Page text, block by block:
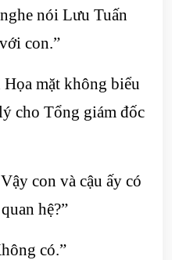
nói Lưu Tuấn
con.”
mặt không biểu
cho Tổng giám đốc
con và cậu ấy có
hệ?”
có.”